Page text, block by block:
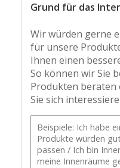
Grund für das
Wir würden gerne
für unsere
Ihnen einen
So können wir Sie
Produkten
Sie sich